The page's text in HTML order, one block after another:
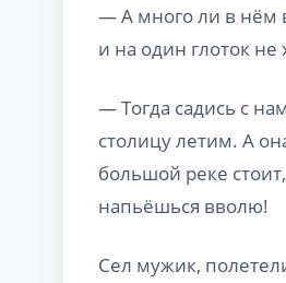
— А много ли в нём
и на один глоток не
— Тогда садись с
столицу летим. А
большой реке стоит,
напьёшься вволю!
Сел мужик,